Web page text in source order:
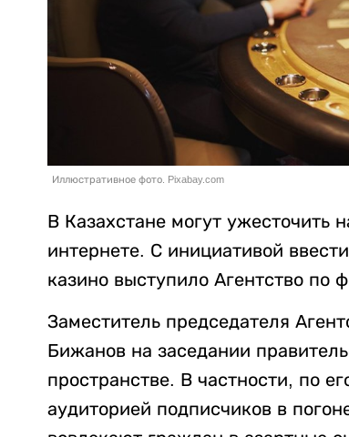
Иллюстративное фото. Pixabay.com
В Казахстане могут ужесточить
интернете. С инициативой
казино выступило Агентство по
Заместитель председателя
Бижанов на заседании
пространстве. В частности, по
аудиторией подписчиков в